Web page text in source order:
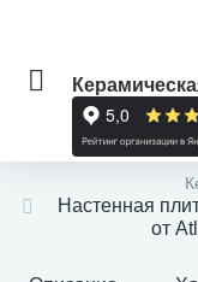
Настенная
от